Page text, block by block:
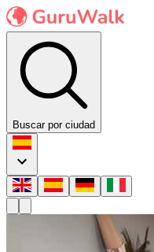
Buscar por ciudad